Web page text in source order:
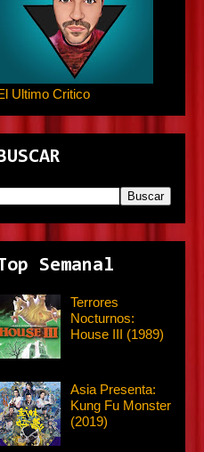
Ultimo Critico
Semanal
Terrores
Nocturnos:
House III (1989)
Asia Presenta:
Kung Fu Monster
(2019)